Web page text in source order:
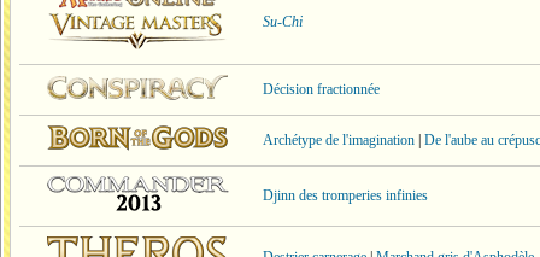
Su-Chi
Décision fractionnée
Archétype de l'imagination De l'aube au
Djinn des tromperies infinies